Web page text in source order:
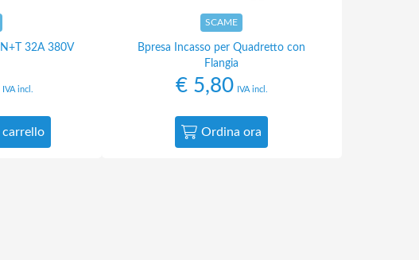
32A 380V
IVA incl.
carrello
SCAME
Bpresa Incasso per Quadretto con
Flangia
€5,80 IVA incl.
Ordina ora